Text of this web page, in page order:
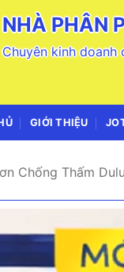
NHÀ PHÂN
Chuyên kinh
GIỚI THIỆU
Chống Thấm